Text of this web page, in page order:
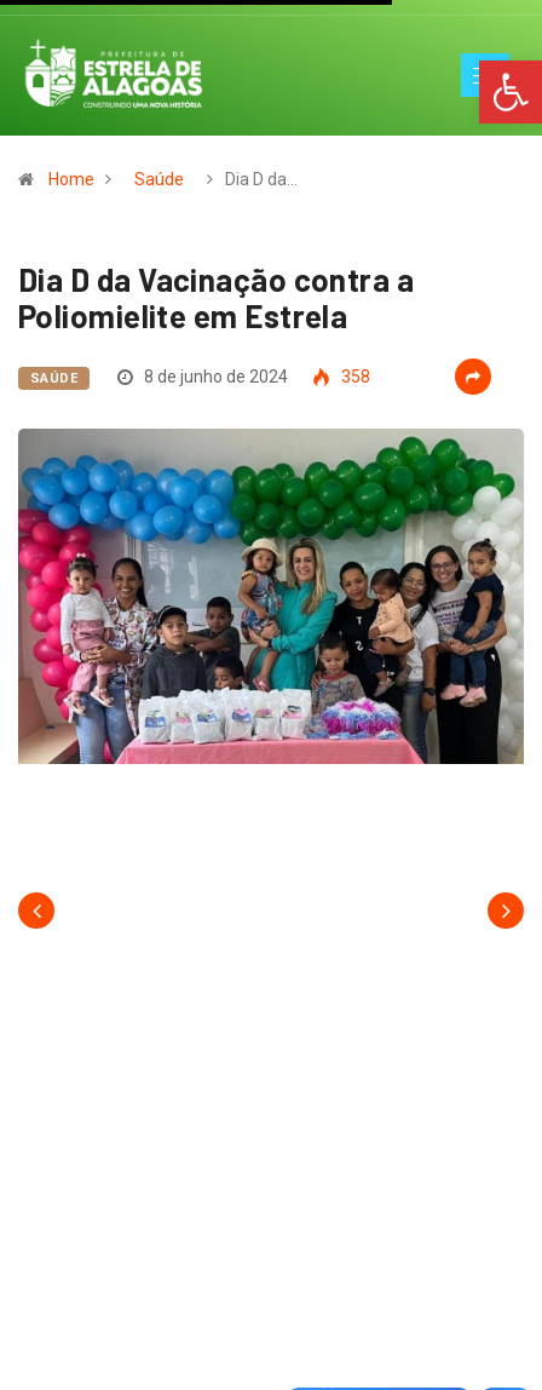
Home Saúde Dia D da…
Dia D da Vacinação contra a
Poliomielite em Estrela
SAÚDE 8 de junho de 2024 358